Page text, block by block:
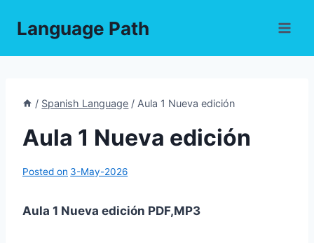
Language Path
/ Spanish Language / Aula 1 Nueva edición
Aula 1 Nueva edición
Posted on 3-May-2026
Aula 1 Nueva edición PDF,MP3